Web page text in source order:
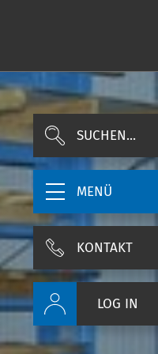
SUCHEN...
MENÜ
KONTAKT
LOG IN